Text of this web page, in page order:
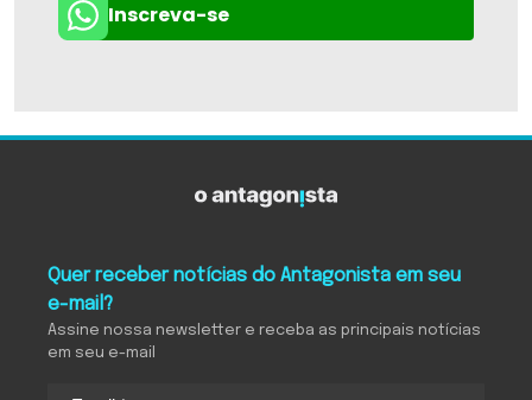
Inscreva-se
Quer receber notícias do Antagonista em seu
e-mail?
Assine nossa newsletter e receba as principais notícias
em seu e-mail